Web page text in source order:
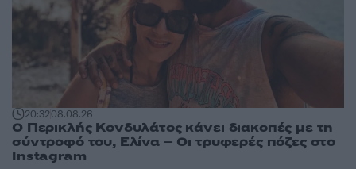
20:3208.08.26
Ο Περικλής Κονδυλάτος κάνει διακοπές με τη
σύντροφό του, Ελίνα – Οι τρυφερές πόζες στο
Instagram